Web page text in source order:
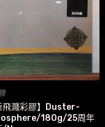
飛濺彩膠】Duster-
180g/25周年